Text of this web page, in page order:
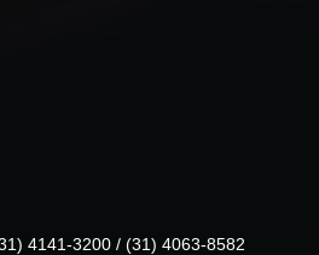
4141-3200 / (31) 4063-8582